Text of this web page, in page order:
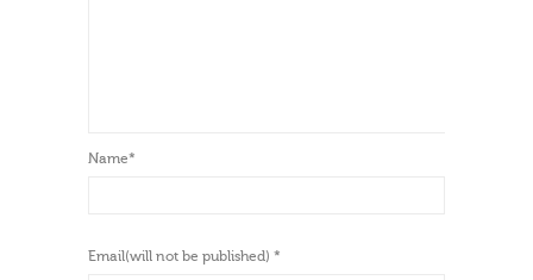
Name*
Email(will not be published) *